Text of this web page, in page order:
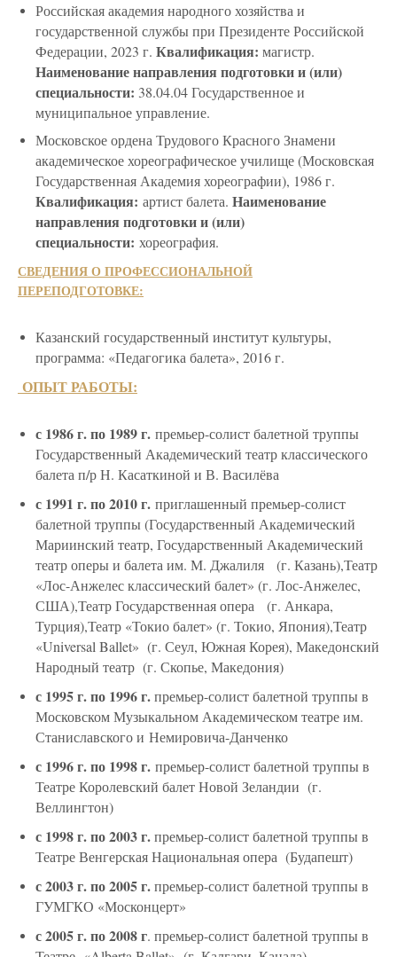
Российская академия народного хозяйства и
государственной службы при Президенте Российской
Федерации, 2023 г. Квалификация: магистр.
Наименование направления подготовки и (или)
специальности: 38.04.04 Государственное и
муниципальное управление.
Московское ордена Трудового Красного Знамени
академическое хореографическое училище (Московская
Государственная Академия хореографии), 1986 г.
Квалификация: артист балета. Наименование
направления подготовки и (или)
специальности: хореография.
СВЕДЕНИЯ О ПРОФЕССИОНАЛЬНОЙ
ПЕРЕПОДГОТОВКЕ:
Казанский государственный институт культуры,
программа: «Педагогика балета», 2016 г.
ОПЫТ РАБОТЫ:
с 1986 г. по 1989 г. премьер-солист балетной труппы
Государственный Академический театр классического
балета п/р Н. Касаткиной и В. Василёва
с 1991 г. по 2010 г. приглашенный премьер-солист
балетной труппы (Государственный Академический
Мариинский театр, Государственный Академический
театр оперы и балета им. М. Джалиля (г. Казань),Театр
«Лос-Анжелес классический балет» (г. Лос-Анжелес,
США),Театр Государственная опера (г. Анкара,
Турция),Театр «Токио балет» (г. Токио, Япония),Театр
«Universal Ballet» (г. Сеул, Южная Корея), Македонский
Народный театр (г. Скопье, Македония)
с 1995 г. по 1996 г.премьер-солист балетной труппы в
Московском Музыкальном Академическом театре им.
Станиславского и Немировича-Данченко
с 1996 г. по 1998 г. премьер-солист балетной труппы в
Театре Королевский балет Новой Зеландии (г.
Веллингтон)
с 1998 г. по 2003 г.премьер-солист балетной труппы в
Театре Венгерская Национальная опера (Будапешт)
с 2003 г. по 2005 г.премьер-солист балетной труппы в
ГУМГКО «Москонцерт»
с 2005 г. по 2008 г. премьер-солист балетной труппы в